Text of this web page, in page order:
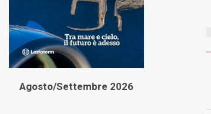
Agosto/Settembre 2026